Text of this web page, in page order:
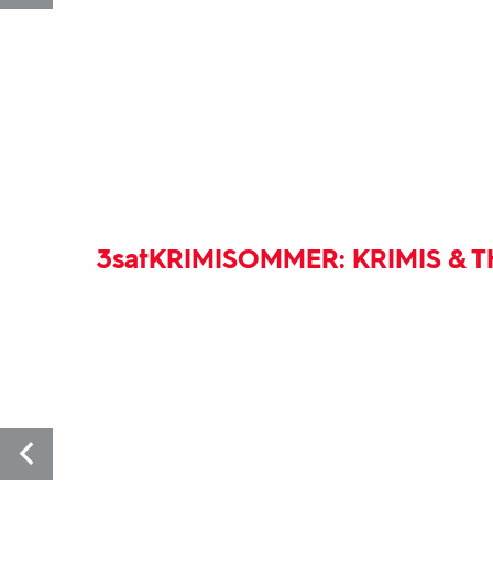
3satKRIMISOMMER: KRIMIS &